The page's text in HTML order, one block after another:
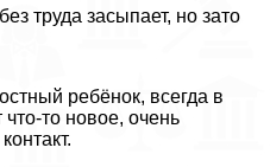
труда засыпает, но зато
ребёнок, всегда в
то новое, очень